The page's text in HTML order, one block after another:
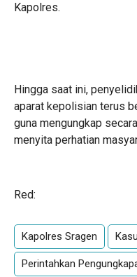
Kapolres.
Hingga saat ini,
aparat kepolisian terus
guna mengungkap
menyita perhatian
Red:
Kapolres Sragen
Perintahkan